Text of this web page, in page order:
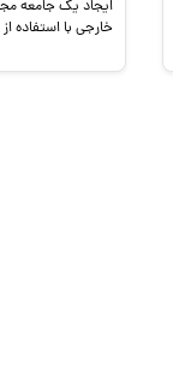
ایجاد یک جامعه
خارجی با استفاده